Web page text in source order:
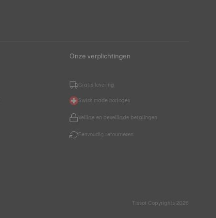
Onze verplichtingen
Gratis levering
Swiss made horloges
Veilige en beveiligde betalingen
Eenvoudig retourneren
Tissot Copyrights 2026